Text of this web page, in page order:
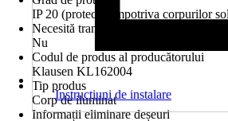
IP 20 (protecție împotriva corpurilor
Necesită transformator
Nu
Codul de produs al producătorului
Klausen KL162004
Tip produs
Corp de iluminat
Informații eliminare deșeuri
Instrucțiuni de instalare